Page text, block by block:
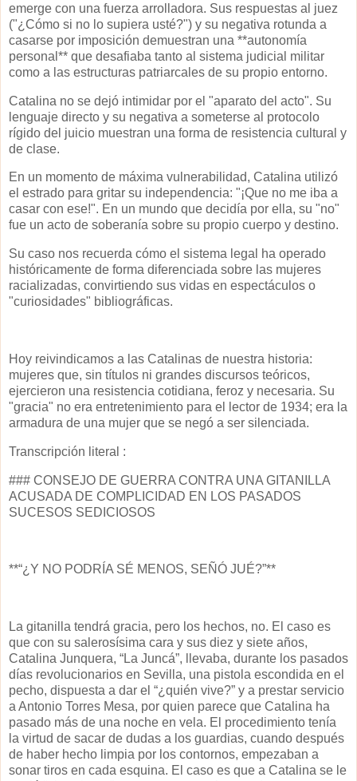
emerge con una fuerza arrolladora. Sus respuestas al juez
("¿Cómo si no lo supiera usté?") y su negativa rotunda a
casarse por imposición demuestran una **autonomía
personal** que desafiaba tanto al sistema judicial militar
como a las estructuras patriarcales de su propio entorno.
Catalina no se dejó intimidar por el "aparato del acto". Su
lenguaje directo y su negativa a someterse al protocolo
rígido del juicio muestran una forma de resistencia cultural y
de clase.
En un momento de máxima vulnerabilidad, Catalina utilizó
el estrado para gritar su independencia: "¡Que no me iba a
casar con ese!". En un mundo que decidía por ella, su "no"
fue un acto de soberanía sobre su propio cuerpo y destino.
Su caso nos recuerda cómo el sistema legal ha operado
históricamente de forma diferenciada sobre las mujeres
racializadas, convirtiendo sus vidas en espectáculos o
"curiosidades" bibliográficas.
Hoy reivindicamos a las Catalinas de nuestra historia:
mujeres que, sin títulos ni grandes discursos teóricos,
ejercieron una resistencia cotidiana, feroz y necesaria. Su
"gracia" no era entretenimiento para el lector de 1934; era la
armadura de una mujer que se negó a ser silenciada.
Transcripción literal :
### CONSEJO DE GUERRA CONTRA UNA GITANILLA
ACUSADA DE COMPLICIDAD EN LOS PASADOS
SUCESOS SEDICIOSOS
**“¿Y NO PODRÍA SÉ MENOS, SEÑÓ JUÉ?”**
La gitanilla tendrá gracia, pero los hechos, no. El caso es
que con su salerosísima cara y sus diez y siete años,
Catalina Junquera, “La Juncá”, llevaba, durante los pasados
días revolucionarios en Sevilla, una pistola escondida en el
pecho, dispuesta a dar el “¿quién vive?” y a prestar servicio
a Antonio Torres Mesa, por quien parece que Catalina ha
pasado más de una noche en vela. El procedimiento tenía
la virtud de sacar de dudas a los guardias, cuando después
de haber hecho limpia por los contornos, empezaban a
sonar tiros en cada esquina. El caso es que a Catalina se le